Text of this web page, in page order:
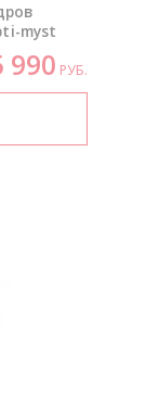
myst
990 РУБ.